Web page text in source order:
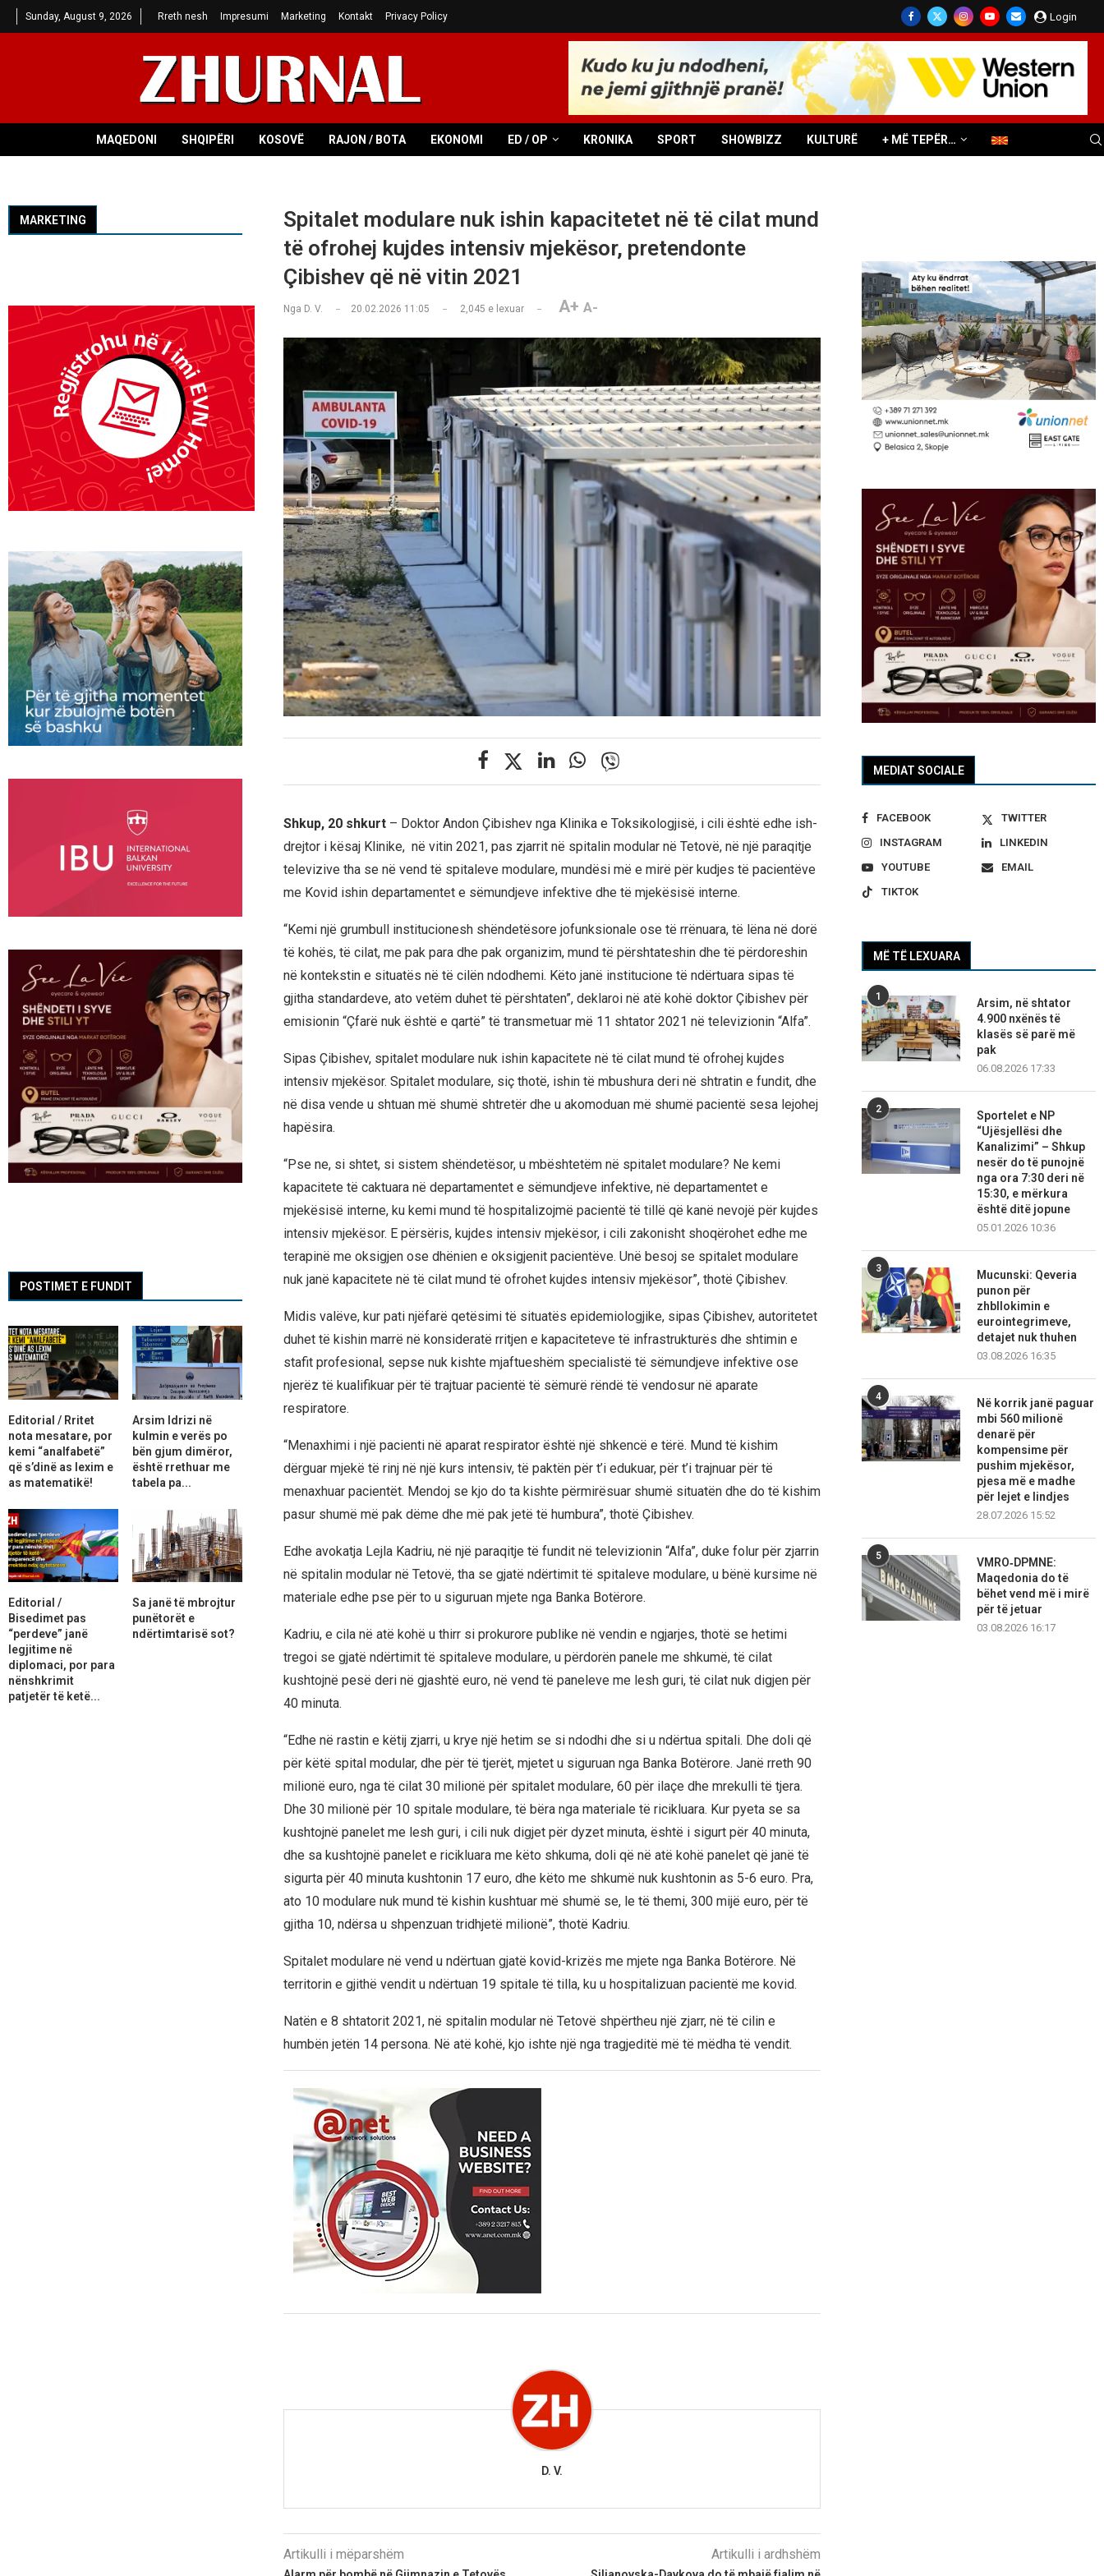
Sunday, August 9, 2026 Rreth nesh Impresumi Marketing Kontakt Privacy Policy Login
MAQEDONI SHQIPËRI KOSOVË RAJON / BOTA EKONOMI ED / OP KRONIKA SPORT SHOWBIZZ KULTURË + MË TEPËR…
Spitalet modulare nuk ishin kapacitetet në të cilat mund
të ofrohej kujdes intensiv mjekësor, pretendonte
Çibishev që në vitin 2021
Nga D. V. 20.02.2026 11:05 2,045 e lexuar A+ A-
Shkup, 20 shkurt – Doktor Andon Çibishev nga Klinika e Toksikologjisë, i cili është edhe ish-
drejtor i kësaj Klinike, në vitin 2021, pas zjarrit në spitalin modular në Tetovë, në një paraqitje
televizive tha se në vend të spitaleve modulare, mundësi më e mirë për kudjes të pacientëve
me Kovid ishin departamentet e sëmundjeve infektive dhe të mjekësisë interne.
“Kemi një grumbull institucionesh shëndetësore jofunksionale ose të rrënuara, të lëna në dorë
të kohës, të cilat, me pak para dhe pak organizim, mund të përshtateshin dhe të përdoreshin
në kontekstin e situatës në të cilën ndodhemi. Këto janë institucione të ndërtuara sipas të
gjitha standardeve, ato vetëm duhet të përshtaten”, deklaroi në atë kohë doktor Çibishev për
emisionin “Çfarë nuk është e qartë” të transmetuar më 11 shtator 2021 në televizionin “Alfa”.
Sipas Çibishev, spitalet modulare nuk ishin kapacitete në të cilat mund të ofrohej kujdes
intensiv mjekësor. Spitalet modulare, siç thotë, ishin të mbushura deri në shtratin e fundit, dhe
në disa vende u shtuan më shumë shtretër dhe u akomoduan më shumë pacientë sesa lejohej
hapësira.
“Pse ne, si shtet, si sistem shëndetësor, u mbështetëm në spitalet modulare? Ne kemi
kapacitete të caktuara në departamentet e sëmundjeve infektive, në departamentet e
mjekësisë interne, ku kemi mund të hospitalizojmë pacientë të tillë që kanë nevojë për kujdes
intensiv mjekësor. E përsëris, kujdes intensiv mjekësor, i cili zakonisht shoqërohet edhe me
terapinë me oksigjen ose dhënien e oksigjenit pacientëve. Unë besoj se spitalet modulare
nuk janë kapacitete në të cilat mund të ofrohet kujdes intensiv mjekësor”, thotë Çibishev.
Midis valëve, kur pati njëfarë qetësimi të situatës epidemiologjike, sipas Çibishev, autoritetet
duhet të kishin marrë në konsideratë rritjen e kapaciteteve të infrastrukturës dhe shtimin e
stafit profesional, sepse nuk kishte mjaftueshëm specialistë të sëmundjeve infektive ose
njerëz të kualifikuar për të trajtuar pacientë të sëmurë rëndë të vendosur në aparate
respiratore.
“Menaxhimi i një pacienti në aparat respirator është një shkencë e tërë. Mund të kishim
dërguar mjekë të rinj në një kurs intensiv, të paktën për t’i edukuar, për t’i trajnuar për të
menaxhuar pacientët. Mendoj se kjo do ta kishte përmirësuar shumë situatën dhe do të kishim
pasur shumë më pak dëme dhe më pak jetë të humbura”, thotë Çibishev.
Edhe avokatja Lejla Kadriu, në një paraqitje të fundit në televizionin “Alfa”, duke folur për zjarrin
në spitalin modular në Tetovë, tha se gjatë ndërtimit të spitaleve modulare, u bënë kursime në
materiale edhe pse për to u siguruan mjete nga Banka Botërore.
Kadriu, e cila në atë kohë u thirr si prokurore publike në vendin e ngjarjes, thotë se hetimi
tregoi se gjatë ndërtimit të spitaleve modulare, u përdorën panele me shkumë, të cilat
kushtojnë pesë deri në gjashtë euro, në vend të paneleve me lesh guri, të cilat nuk digjen për
40 minuta.
“Edhe në rastin e këtij zjarri, u krye një hetim se si ndodhi dhe si u ndërtua spitali. Dhe doli që
për këtë spital modular, dhe për të tjerët, mjetet u siguruan nga Banka Botërore. Janë rreth 90
milionë euro, nga të cilat 30 milionë për spitalet modulare, 60 për ilaçe dhe mrekulli të tjera.
Dhe 30 milionë për 10 spitale modulare, të bëra nga materiale të ricikluara. Kur pyeta se sa
kushtojnë panelet me lesh guri, i cili nuk digjet për dyzet minuta, është i sigurt për 40 minuta,
dhe sa kushtojnë panelet e ricikluara me këto shkuma, doli që në atë kohë panelet që janë të
sigurta për 40 minuta kushtonin 17 euro, dhe këto me shkumë nuk kushtonin as 5-6 euro. Pra,
ato 10 modulare nuk mund të kishin kushtuar më shumë se, le të themi, 300 mijë euro, për të
gjitha 10, ndërsa u shpenzuan tridhjetë milionë”, thotë Kadriu.
Spitalet modulare në vend u ndërtuan gjatë kovid-krizës me mjete nga Banka Botërore. Në
territorin e gjithë vendit u ndërtuan 19 spitale të tilla, ku u hospitalizuan pacientë me kovid.
Natën e 8 shtatorit 2021, në spitalin modular në Tetovë shpërtheu një zjarr, në të cilin e
humbën jetën 14 persona. Në atë kohë, kjo ishte një nga tragjeditë më të mëdha të vendit.
D. V.
Artikulli i mëparshëm Artikulli i ardhshëm
MEDIAT SOCIALE
FACEBOOK
TWITTER
INSTAGRAM
LINKEDIN
YOUTUBE
EMAIL
TIKTOK
MË TË LEXUARA
1
Arsim, në shtator
4.900 nxënës të
klasës së parë më
pak
06.08.2026 17:33
2
Sportelet e NP
“Ujësjellësi dhe
Kanalizimi” – Shkup
nesër do të punojnë
nga ora 7:30 deri në
15:30, e mërkura
është ditë jopune
05.01.2026 10:36
3
Mucunski: Qeveria
punon për
zhbllokimin e
eurointegrimeve,
detajet nuk thuhen
03.08.2026 16:35
4
Në korrik janë paguar
mbi 560 milionë
denarë për
kompensime për
pushim mjekësor,
pjesa më e madhe
për lejet e lindjes
28.07.2026 15:52
5
VMRO‑DPMNE:
Maqedonia do të
bëhet vend më i mirë
për të jetuar
03.08.2026 16:17
MARKETING
POSTIMET E FUNDIT
Editorial / Rritet
nota mesatare, por
kemi “analfabetë”
që s’dinë as lexim e
as matematikë!
Arsim Idrizi në
kulmin e verës po
bën gjum dimëror,
është rrethuar me
tabela pa...
Editorial /
Bisedimet pas
“perdeve” janë
legjitime në
diplomaci, por para
nënshkrimit
patjetër të ketë...
Sa janë të mbrojtur
punëtorët e
ndërtimtarisë sot?